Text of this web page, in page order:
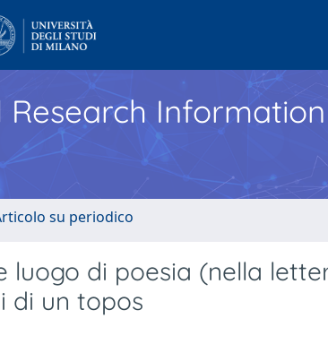
Research
su periodico
luogo di poesia (nella
di un topos